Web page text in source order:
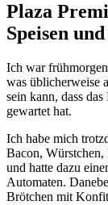
Plaza
Speisen
Ich war
was üblicherweise
sein kann, dass
gewartet hat.
Ich habe mich
Bacon, Würstchen,
und hatte dazu
Automaten.
Brötchen mit